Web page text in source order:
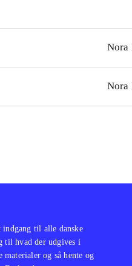
Nora
Nora
til alle danske
til hvad der udgives i
og så hente og